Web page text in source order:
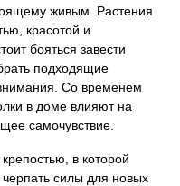
живым. Растения
красотой и
бояться завести
подходящие
Со временем
в доме влияют на
самочувствие.
в которой
черпать силы для новых